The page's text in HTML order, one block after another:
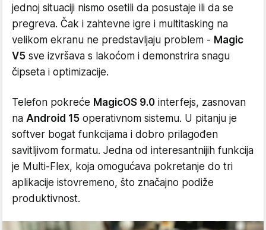
jednoj situaciji nismo osetili da posustaje ili da se
pregreva. Čak i zahtevne igre i multitasking na
velikom ekranu ne predstavljaju problem - Magic
V5 sve izvršava s lakoćom i demonstrira snagu
čipseta i optimizacije.
Telefon pokreće MagicOS 9.0 interfejs, zasnovan
na Android 15 operativnom sistemu. U pitanju je
softver bogat funkcijama i dobro prilagođen
savitljivom formatu. Jedna od interesantnijih funkcija
je Multi-Flex, koja omogućava pokretanje do tri
aplikacije istovremeno, što značajno podiže
produktivnost.